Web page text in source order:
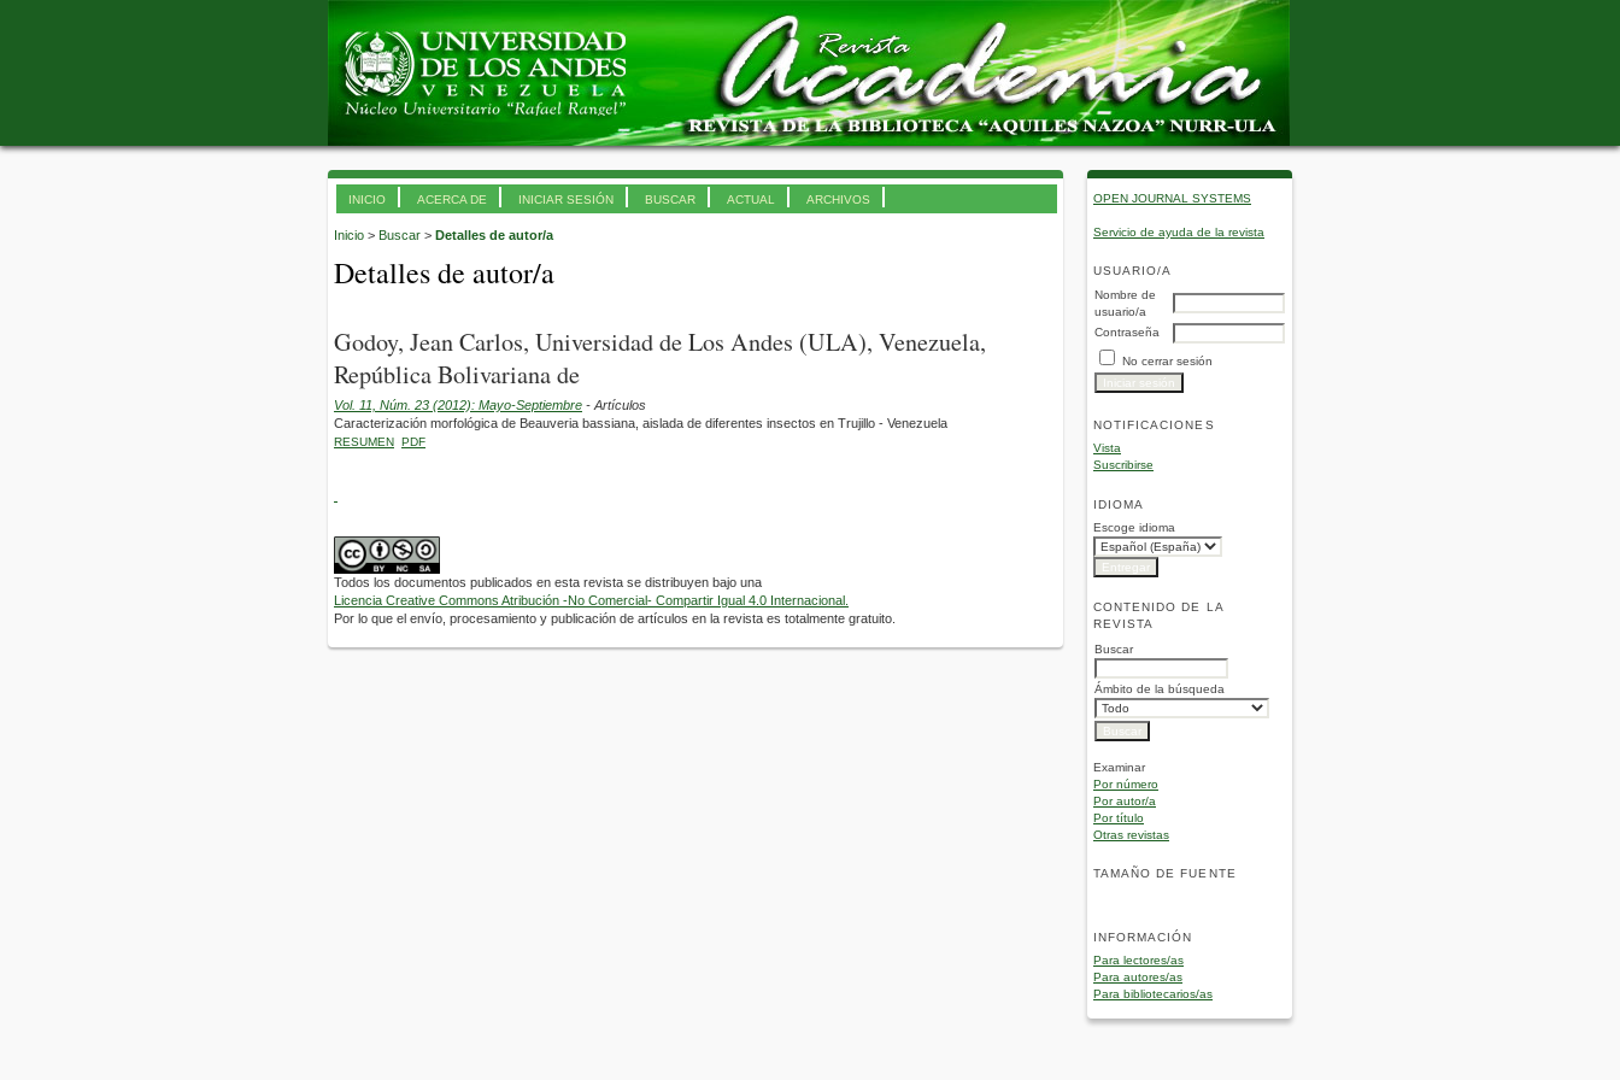
OPEN JOURNAL SYSTEMS
Servicio de ayuda de la revista
USUARIO/A
Nombre de
usuario/a
Contraseña
No cerrar sesión
NOTIFICACIONES
Vista
Suscribirse
IDIOMA
Escoge idioma
CONTENIDO DE LA
REVISTA
Buscar
Ámbito de la búsqueda
Examinar
Por número
Por autor/a
Por título
Otras revistas
TAMAÑO DE FUENTE
INFORMACIÓN
Para lectores/as
Para autores/as
Para bibliotecarios/as
INICIO ACERCA DE INICIAR SESIÓN BUSCAR ACTUAL ARCHIVOS
Inicio > Buscar > Detalles de autor/a
Detalles de autor/a
Godoy, Jean Carlos, Universidad de Los Andes (ULA), Venezuela,
República Bolivariana de
Vol. 11, Núm. 23 (2012): Mayo-Septiembre - Artículos
Caracterización morfológica de Beauveria bassiana, aislada de diferentes insectos en Trujillo - Venezuela
RESUMEN PDF
Todos los documentos publicados en esta revista se distribuyen bajo una
Licencia Creative Commons Atribución -No Comercial- Compartir Igual 4.0 Internacional.
Por lo que el envío, procesamiento y publicación de artículos en la revista es totalmente gratuito.